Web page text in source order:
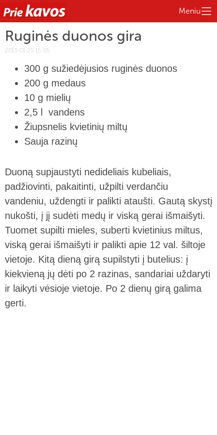
Meniu
Ruginės duonos gira
2013-01-25 15:05
300 g sužiedėjusios ruginės duonos
200 g medaus
10 g mielių
2,5 l vandens
Žiupsnelis kvietinių miltų
Sauja razinų
Duoną supjaustyti nedideliais kubeliais,
padžiovinti, pakaitinti, užpilti verdančiu
vandeniu, uždengti ir palikti ataušti. Gautą skystį
nukošti, į jį sudėti medų ir viską gerai išmaišyti.
Tuomet supilti mieles, suberti kvietinius miltus,
viską gerai išmaišyti ir palikti apie 12 val. šiltoje
vietoje. Kitą dieną girą supilstyti į butelius: į
kiekvieną jų dėti po 2 razinas, sandariai uždaryti
ir laikyti vėsioje vietoje. Po 2 dienų girą galima
gerti.